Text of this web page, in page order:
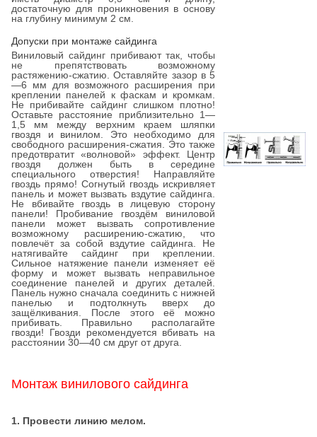
достаточную для проникновения в основу
на глубину минимум 2 см.
Допуски при монтаже сайдинга
Виниловый сайдинг прибивают так, чтобы
не препятствовать возможному
растяжению-сжатию. Оставляйте зазор в 5
—6 мм для возможного расширения при
креплении панелей к фаскам и кромкам.
Не прибивайте сайдинг слишком плотно!
Оставьте расстояние приблизительно 1—
1,5 мм между верхним краем шляпки
гвоздя и винилом. Это необходимо для
свободного расширения-сжатия. Это также
предотвратит «волновой» эффект. Центр
гвоздя должен быть в середине
специального отверстия! Направляйте
гвоздь прямо! Согнутый гвоздь искривляет
панель и может вызвать вздутие сайдинга.
Не вбивайте гвоздь в лицевую сторону
панели! Пробивание гвоздём виниловой
панели может вызвать сопротивление
возможному расширению-сжатию, что
повлечёт за собой вздутие сайдинга. Не
натягивайте сайдинг при креплении.
Сильное натяжение панели изменяет её
форму и может вызвать неправильное
соединение панелей и других деталей.
Панель нужно сначала соединить с нижней
панелью и подтолкнуть вверх до
защёлкивания. После этого её можно
прибивать. Правильно располагайте
гвозди! Гвозди рекомендуется вбивать на
расстоянии 30—40 см друг от друга.
Монтаж винилового сайдинга
1. Провести линию мелом.